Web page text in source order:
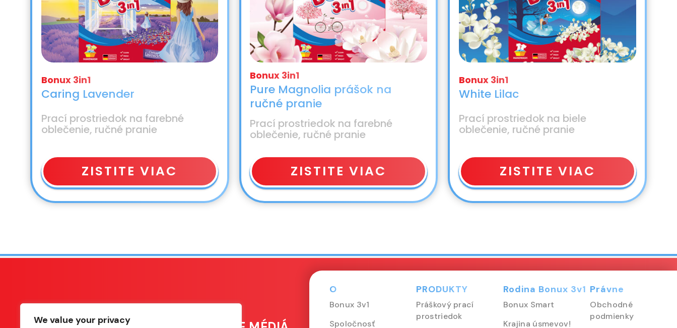
We value your privacy
Caring Lavender
Prací prostriedok na farebné
oblečenie, ručné pranie
ZISTITE VIAC
Pure Magnolia prášok na
ručné pranie
Prací prostriedok na farebné
oblečenie, ručné pranie
ZISTITE VIAC
White Lilac
Prací prostriedok na biele
oblečenie, ručné pranie
ZISTITE VIAC
O
Bonux 3v1
Spoločnosť
PRODUKTY
Práškový prací
prostriedok
Rodina Bonux 3v1
Bonux Smart
Krajina úsmevov!
Právne
Obchodné
podmienky